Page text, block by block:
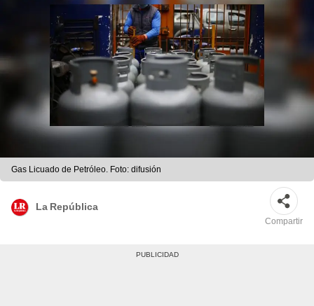
Gas Licuado de Petróleo. Foto: difusión
La República
Compartir